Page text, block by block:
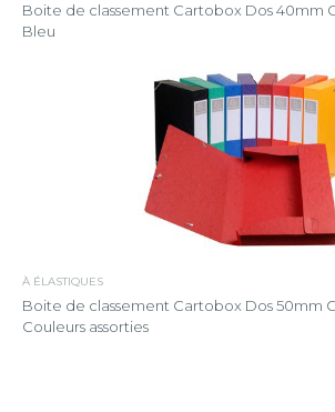
Boite de classement Cartobox Dos 40mm
Bleu
À ÉLASTIQUES
Boite de classement Cartobox Dos 50mm
Couleurs assorties